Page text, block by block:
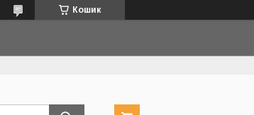
Кошик